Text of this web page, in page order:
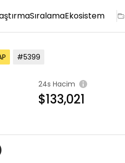
SıralamaEkosistem
#5399
24s Hacim
$133,021